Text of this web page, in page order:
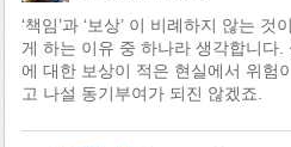
‘책임’과 ‘보상’ 이 비례하지 않는
게 하는 이유 중 하나라 생각합니다
에 대한 보상이 적은 현실에서 위험
고 나설 동기부여가 되진 않겠죠.